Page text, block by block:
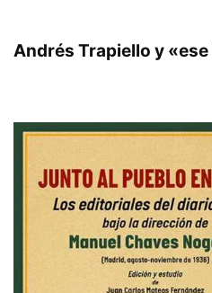
Andrés Trapiello y